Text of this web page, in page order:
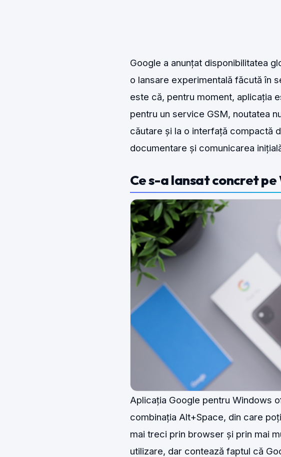
Google a anunțat disponibilitatea
o lansare experimentală făcută în
este că, pentru moment, aplicația
pentru un service GSM, noutatea
căutare și la o interfață compactă
documentare și comunicarea
Ce s-a lansat concret pe
Aplicația Google pentru Windows
combinația Alt+Space, din care
mai treci prin browser și prin mai
utilizare, dar contează faptul că